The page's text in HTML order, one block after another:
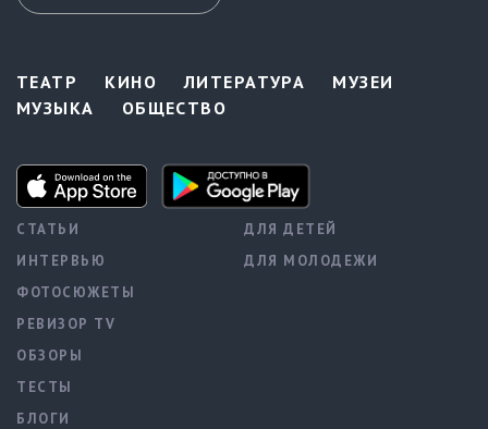
ТЕАТР КИНО ЛИТЕРАТУРА
МУЗЕИ
МУЗЫКА
ОБЩЕСТВО
СТАТЬИ
ИНТЕРВЬЮ
ФОТОСЮЖЕТЫ
РЕВИЗОР TV
ОБЗОРЫ
ТЕСТЫ
БЛОГИ
ДЛЯ ДЕТЕЙ
ДЛЯ МОЛОДЕЖИ